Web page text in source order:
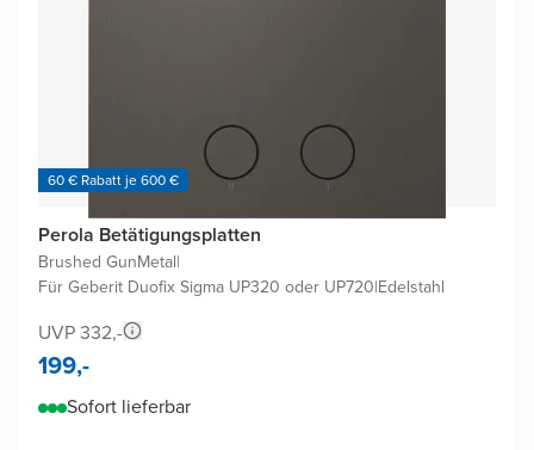
60 € Rabatt je 600 €
Perola Betätigungsplatten
Brushed GunMetal|
Für Geberit Duofix Sigma UP320 oder UP720|Edelstahl
UVP 332,-
199,-
Sofort lieferbar